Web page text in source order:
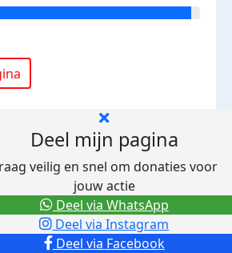
Deel mijn pagina
veilig en snel om donaties voor
jouw actie
Deel via Facebook
Deel via Instagram
Deel via WhatsApp